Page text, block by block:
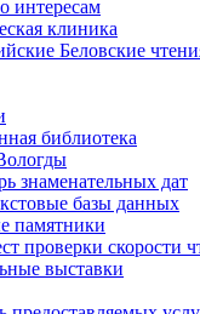
интересам
клиника
Беловские
библиотека
знаменательных дат
базы данных
памятники
проверки скорости
выставки